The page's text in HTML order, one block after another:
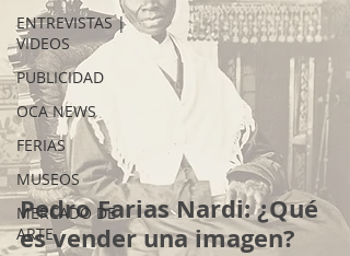
ENTREVISTAS |
VIDEOS
PUBLICIDAD
OCA NEWS
FERIAS
MUSEOS
MERCADO DE
ARTE
Pedro Farias Nardi: ¿Qué
es vender una imagen?